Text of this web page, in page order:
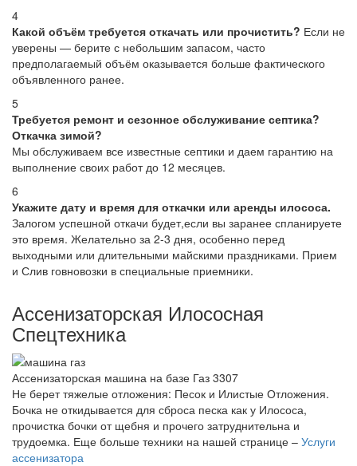
4
Какой объём требуется откачать или прочистить? Если не
уверены — берите с небольшим запасом, часто
предполагаемый объём оказывается больше фактического
объявленного ранее.
5
Требуется ремонт и сезонное обслуживание септика?
Откачка зимой?
Мы обслуживаем все известные септики и даем гарантию на
выполнение своих работ до 12 месяцев.
6
Укажите дату и время для откачки или аренды илососа.
Залогом успешной откачи будет,если вы заранее спланируете
это время. Желательно за 2-3 дня, особенно перед
выходными или длительными майскими праздниками. Прием
и Слив говновозки в специальные приемники.
Ассенизаторская Илососная
Спецтехника
Ассенизаторская машина на базе Газ 3307
Не берет тяжелые отложения: Песок и Илистые Отложения.
Бочка не откидывается для сброса песка как у Илососа,
прочистка бочки от щебня и прочего затруднительна и
трудоемка. Еще больше техники на нашей странице – Услуги
ассенизатора